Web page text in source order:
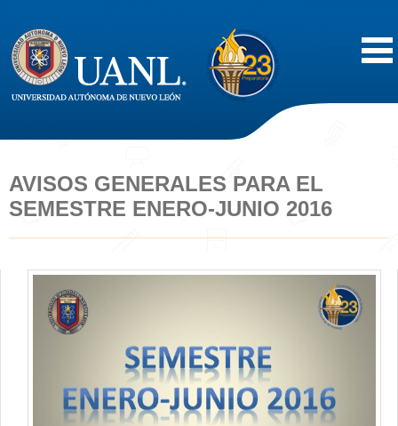
Acerca de
Vida Estudiantil
Difusión
Contacto
AVISOS GENERALES PARA EL
SEMESTRE ENERO-JUNIO 2016